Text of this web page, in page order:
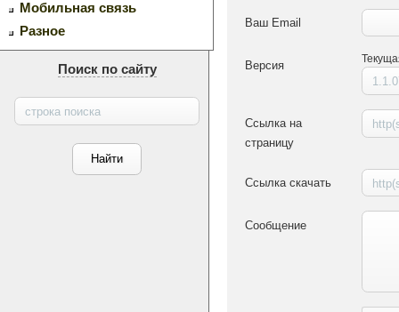
Мобильная связь
Разное
Поиск по сайту
Ваш Email
Версия
Ссылка на
страницу
Ссылка скачать
Сообщение